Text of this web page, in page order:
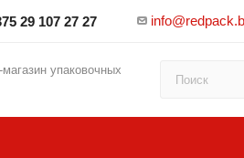
29 107 27 27
магазин упаковочных